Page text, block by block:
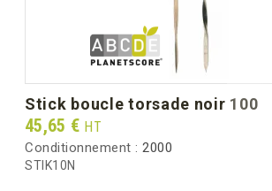
stick boucle torsade noir 100
Prix
45,65 € HT
Conditionnement : 2000
STIK10N